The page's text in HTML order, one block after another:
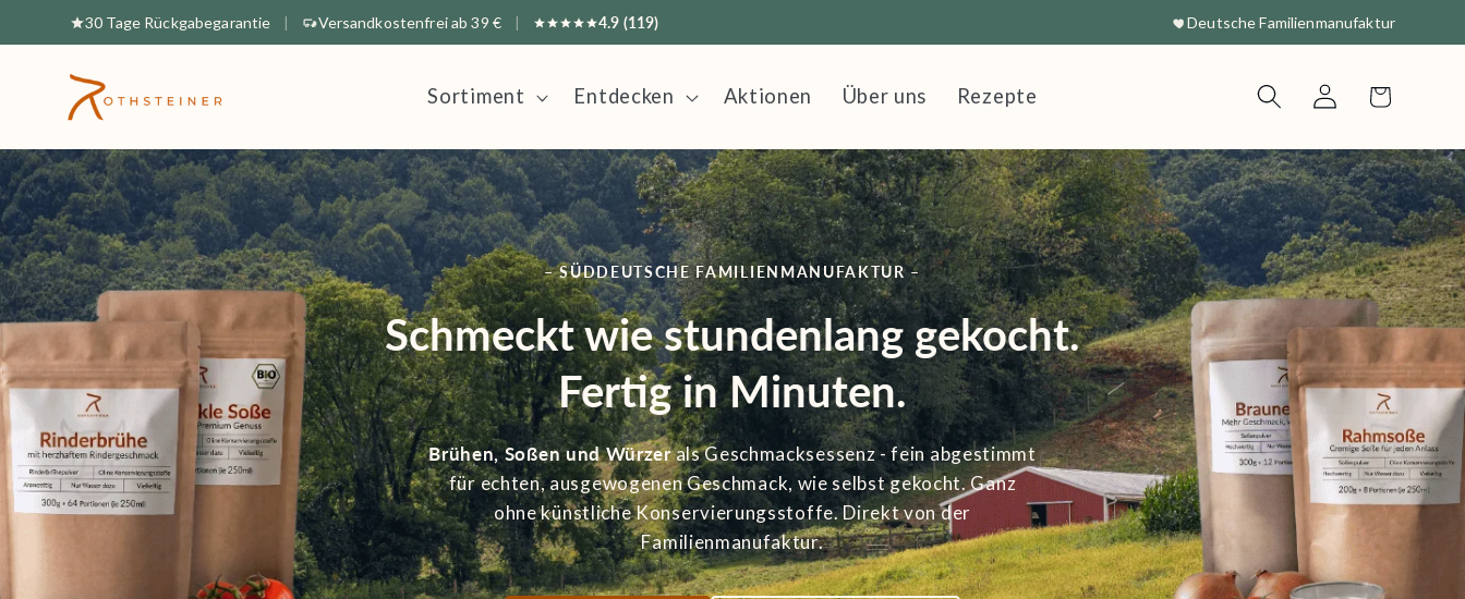
zum
Inhalt
30 Tage Rückgabegarantie | Versandkostenfrei ab 39 € | 4.9 (119) Deutsche Familienmanufaktur
Sortiment Entdecken Aktionen Über uns Rezepte EinloggenWarenkorb
– SÜDDEUTSCHE FAMILIENMANUFAKTUR –
Schmeckt wie stundenlang gekocht.
Fertig in Minuten.
Brühen, Soßen und Würzerals Geschmacksessenz - fein abgestimmt
für echten, ausgewogenen Geschmack, wie selbst gekocht. Ganz
ohne künstliche Konservierungsstoffe. Direkt von der
Familienmanufaktur.